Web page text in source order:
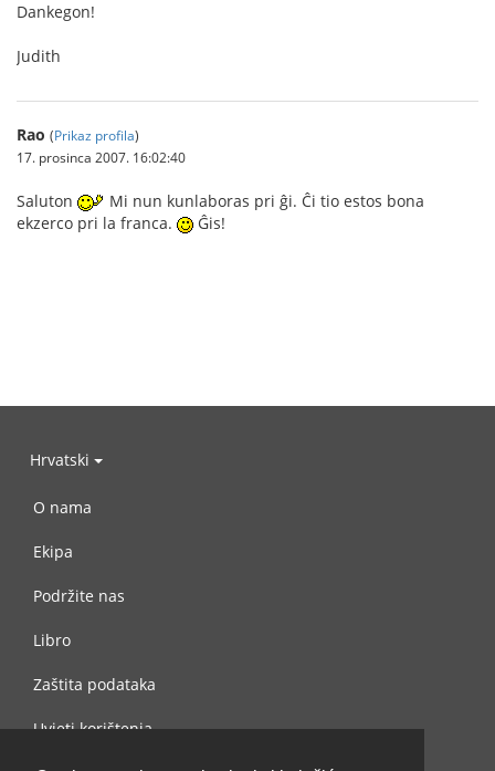
Dankegon!
Judith
Rao (Prikaz profila)
17. prosinca 2007. 16:02:40
Saluton
Mi nun kunlaboras pri ĝi. Ĉi tio estos bona
ekzerco pri la franca.
Ĝis!
Hrvatski
O nama
Ekipa
Podržite nas
Libro
Zaštita podataka
Uvjeti korištenja